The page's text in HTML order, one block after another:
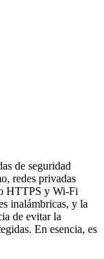
de seguridad
redes privadas
HTTPS y Wi-Fi
inalámbricas, y la
de evitar la
En esencia, es